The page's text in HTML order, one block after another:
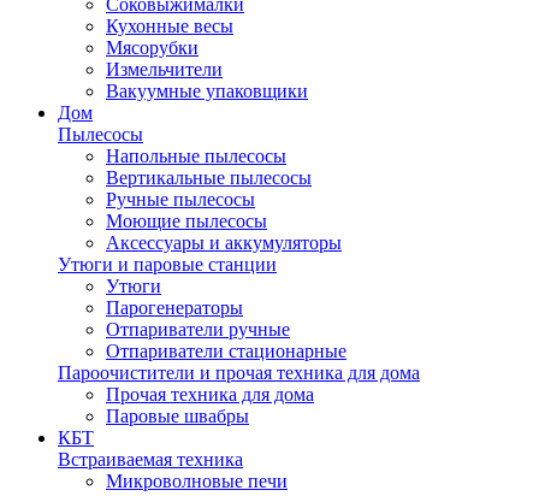
Соковыжималки
Кухонные весы
Мясорубки
Измельчители
Вакуумные упаковщики
Дом
Пылесосы
Напольные пылесосы
Вертикальные пылесосы
Ручные пылесосы
Моющие пылесосы
Аксессуары и аккумуляторы
Утюги и паровые станции
Утюги
Парогенераторы
Отпариватели ручные
Отпариватели стационарные
Пароочистители и прочая техника для дома
Прочая техника для дома
Паровые швабры
КБТ
Встраиваемая техника
Микроволновые печи